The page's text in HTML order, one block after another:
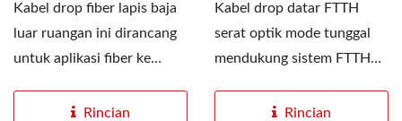
Kabel drop fiber lapis baja
luar ruangan ini dirancang
untuk aplikasi fiber ke
Rincian
Kabel drop datar FTTH
serat optik mode tunggal
mendukung sistem FTTH
Rincian